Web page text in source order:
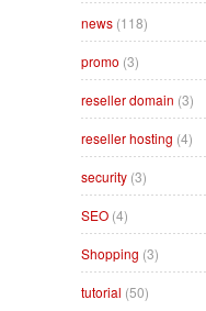
news (118)
promo (3)
reseller domain (3)
reseller hosting (4)
security (3)
SEO (4)
Shopping (3)
tutorial (50)